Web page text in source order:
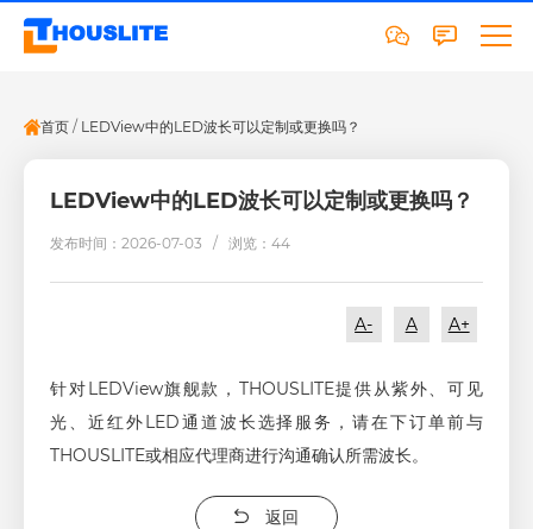
首页 / LEDView中的LED波长可以定制或更换吗？
LEDView中的LED波长可以定制或更换吗？
发布时间：2026-07-03 /浏览：44
A- A A+
针对LEDView旗舰款，THOUSLITE提供从紫外、可见
光、近红外LED通道波长选择服务，请在下订单前与
THOUSLITE或相应代理商进行沟通确认所需波长。
返回